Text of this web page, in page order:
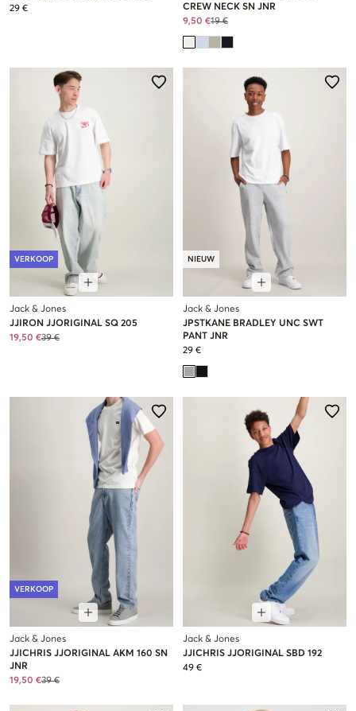
29 €
CREW NECK SN JNR
9,50 €19 €
VERKOOP
Jack & Jones
JJIRON JJORIGINAL SQ 205
19,50 €39 €
NIEUW
Jack & Jones
JPSTKANE BRADLEY UNC SWT
PANT JNR
29 €
VERKOOP
Jack & Jones
JJICHRIS JJORIGINAL AKM 160 SN
JNR
19,50 €39 €
Jack & Jones
JJICHRIS JJORIGINAL SBD 192
49 €